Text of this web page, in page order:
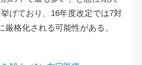
げており、16年度改定では7対
厳格化される可能性がある。